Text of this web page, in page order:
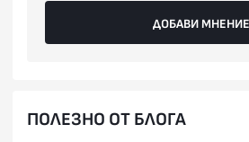
ДОБАВИ МНЕНИЕ
ПОЛЕЗНО ОТ БЛОГА